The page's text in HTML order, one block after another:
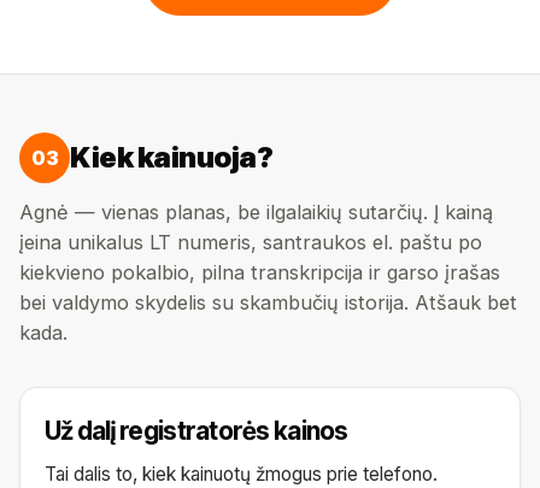
03 Kiek kainuoja?
Agnė — vienas planas, be ilgalaikių sutarčių. Į kainą
įeina unikalus LT numeris, santraukos el. paštu po
kiekvieno pokalbio, pilna transkripcija ir garso įrašas
bei valdymo skydelis su skambučių istorija. Atšauk bet
kada.
Už dalį registratorės kainos
Tai dalis to, kiek kainuotų žmogus prie telefono.